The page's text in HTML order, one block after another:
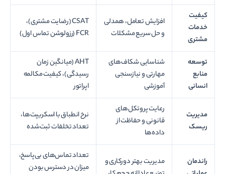
کیفیت
خدمات
مشتری
افزایش تعامل، همدلی
و حل سریع مشکلات
CSAT (رضایت مشتری)،
FCR (رزولوشن تماس اول)
توسعه
منابع
انسانی
شناسایی شکاف‌های
مهارتی و نیازسنجی
آموزشی
AHT (میانگین زمان
رسیدگی)، کیفیت مکالمه
اپراتور
مدیریت
ریسک
رعایت پروتکل‌های
قانونی و حفاظت از
داده‌ها
نرخ انطباق با اسکریپت‌ها،
تعداد تخلفات ثبت‌شده
راندمان
مدیریت بهتر دورکاری و
تعداد تماس‌های بی‌پاسخ،
میزان در دسترس بودن